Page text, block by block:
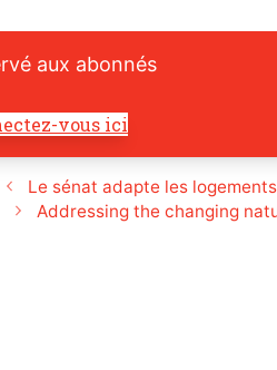
aux abonnés
vous ici
Le sénat adapte les
Addressing the changing